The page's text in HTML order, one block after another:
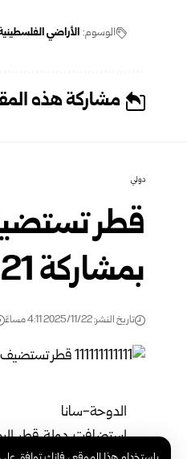
الوسوم:الأراضي
مشاركة هذه
دولي
قطر
بمشاركة 21 دولة
تاريخ النشر: 2025/11/22 4:11 مساءً
الدوحة-سانا